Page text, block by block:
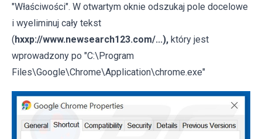
"Właściwości". W otwartym oknie odszukaj pole docelowe
i wyeliminuj cały tekst
(hxxp://www.newsearch123.com/...), który jest
wprowadzony po "C:\Program
Files\Google\Chrome\Application\chrome.exe"